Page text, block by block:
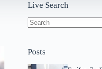
Live Search
Posts